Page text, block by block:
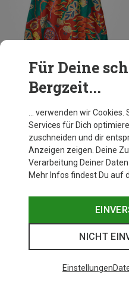
Du sparst 33%
Für Deine
Bergzeit...
… verwenden wir
Services für Dich
zuschneiden und dir
Anzeigen zeigen. Deine
Verarbeitung Deiner Daten
Mehr Infos findest Du auf
NICHT
Einstellungen